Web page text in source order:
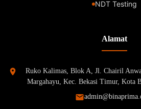
NDT Testing
Alamat
Ruko Kalimas, Blok A, Jl. Chairil
Margahayu, Kec. Bekasi Timur, Kota